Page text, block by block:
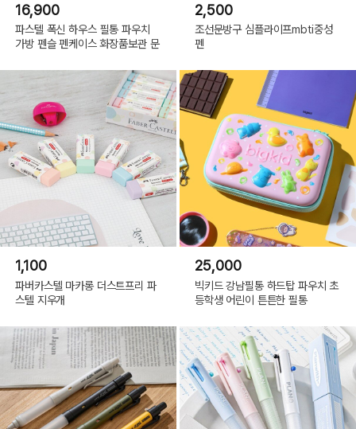
16,900
파스텔 폭신 하우스 필통 파우치
가방 펜슬 펜케이스 화장품보관 문
2,500
조선문방구 심플라이프mbti중성
펜
1,100
파버카스텔 마카롱 더스트프리 파
스텔 지우개
25,000
빅키드 강남필통 하드탑 파우치 초
등학생 어린이 튼튼한 필통